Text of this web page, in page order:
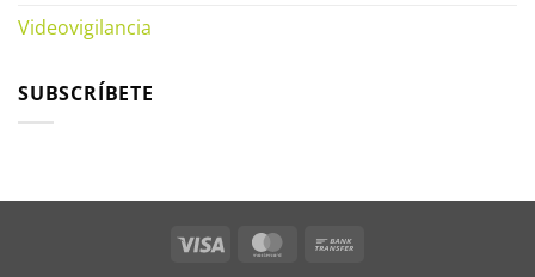
Videovigilancia
SUBSCRÍBETE
Visa MasterCard